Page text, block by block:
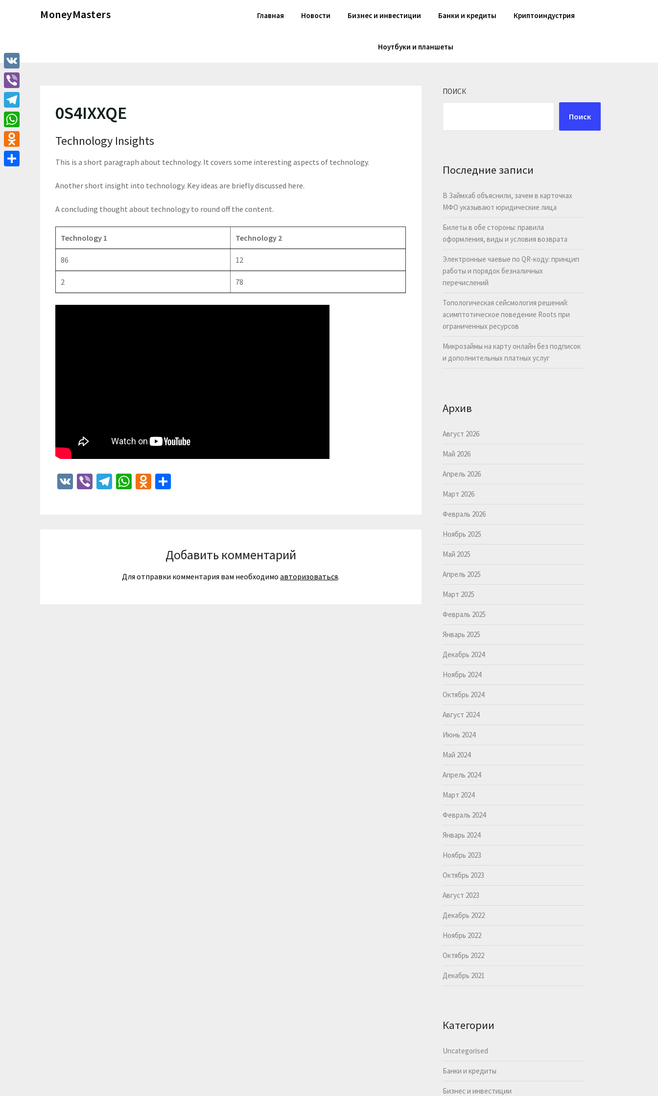
MoneyMasters Главная Новости Бизнес и инвестиции Банки и кредиты Криптоиндустрия
Ноутбуки и планшеты
0S4IXXQE
Technology Insights
This is a short paragraph about technology. It covers some interesting aspects of technology.
Another short insight into technology. Key ideas are briefly discussed here.
A concluding thought about technology to round off the content.
Technology 1 Technology 2
86 12
2 78
VK ViberTelegram
WhatsApp
Odnoklassniki
Добавить комментарий
Для отправки комментария вам необходимоавторизоваться.
ПОИСК
Поиск
Последние записи
В Займхаб объяснили, зачем в карточках
МФО указывают юридические лица
Билеты в обе стороны: правила
оформления, виды и условия возврата
Электронные чаевые по QR-коду: принцип
работы и порядок безналичных
перечислений
Топологическая сейсмология решений:
асимптотическое поведение Roots при
ограниченных ресурсов
Микрозаймы на карту онлайн без подписок
и дополнительных платных услуг
Архив
Август 2026
Май 2026
Апрель 2026
Март 2026
Февраль 2026
Ноябрь 2025
Май 2025
Апрель 2025
Март 2025
Февраль 2025
Январь 2025
Декабрь 2024
Ноябрь 2024
Октябрь 2024
Август 2024
Июнь 2024
Май 2024
Апрель 2024
Март 2024
Февраль 2024
Январь 2024
Ноябрь 2023
Октябрь 2023
Август 2023
Декабрь 2022
Ноябрь 2022
Октябрь 2022
Декабрь 2021
Категории
Uncategorised
Банки и кредиты
Бизнес и инвестиции
VK
Viber
Telegram
WhatsApp
Odnoklassniki